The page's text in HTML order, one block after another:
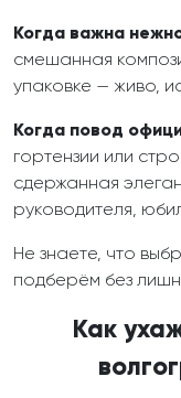
Когда важна
смешанная
упаковке — живо,
Когда повод
гортензии или
сдержанная
руководителя,
Не знаете, что
подберём без
Как